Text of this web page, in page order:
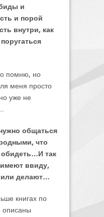
и
и порой
внутри, как
помню, но
меня просто
уже не
общаться
что
так
ввиду,
или делают…
книгах по
описаны